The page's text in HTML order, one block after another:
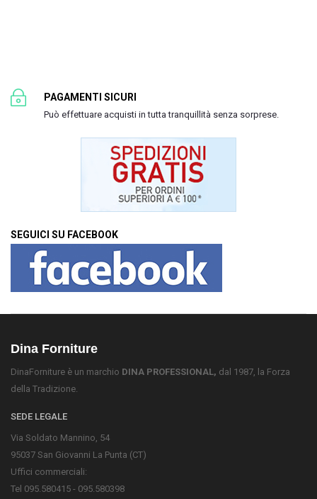
PAGAMENTI SICURI
Può effettuare acquisti in tutta tranquillità senza sorprese.
SEGUICI SU FACEBOOK
Dina Forniture
DinaForniture è un marchio DINA PROFESSIONAL, dal 1987, la Forza
della Tradizione.
SEDE LEGALE
Via Soldato Mannino, 54
95037 San Giovanni La Punta (CT)
Uffici commerciali:
Tel 095.580415 - 095.580398